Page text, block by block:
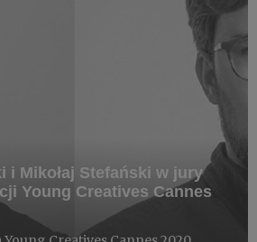
i Mikołaj Stefański w jury
Young Creatives Cannes